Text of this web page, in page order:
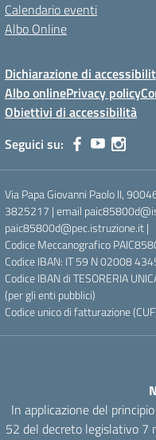
Calendario eventi
Albo Online
Dichiarazione di
Albo onlinePrivacy policy
Obiettivi di accessibilità
Seguici su:
Via Papa Giovanni Paolo II,
3825217 | email
paic85800d@pec.istruzione.it |
Codice Meccanografico
Codice IBAN: IT 59 N 02008
Codice IBAN di TESORERIA
(per gli enti pubblici)
Codice unico di fatturazione
In applicazione del
52 del decreto legislativo 7